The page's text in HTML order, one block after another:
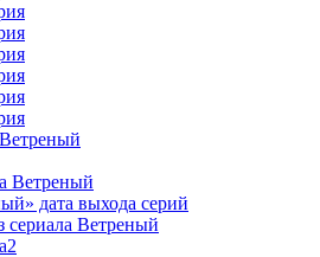
Ветреный
дата выхода серий
сериала Ветреный